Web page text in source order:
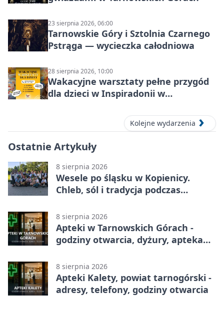
23 sierpnia 2026, 06:00
Tarnowskie Góry i Sztolnia Czarnego
Pstrąga — wycieczka całodniowa
28 sierpnia 2026, 10:00
Wakacyjne warsztaty pełne przygód
dla dzieci w Inspiradonii w
Kolejne wydarzenia
Ostatnie Artykuły
8 sierpnia 2026
Wesele po śląsku w Kopienicy.
Chleb, sól i tradycja podczas
8 sierpnia 2026
Apteki w Tarnowskich Górach -
godziny otwarcia, dyżury, apteka
8 sierpnia 2026
Apteki Kalety, powiat tarnogórski -
adresy, telefony, godziny otwarcia